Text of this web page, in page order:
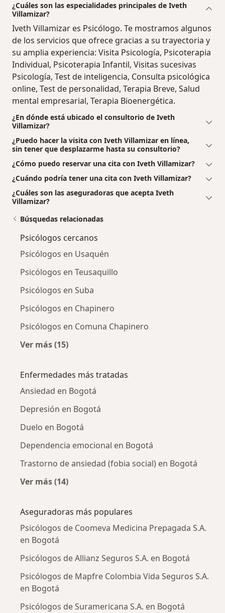
¿Cuáles son las especialidades principales de Iveth
Villamizar?
Iveth Villamizar es Psicólogo. Te mostramos algunos
de los servicios que ofrece gracias a su trayectoria y
su amplia experiencia: Visita Psicología, Psicoterapia
Individual, Psicoterapia Infantil, Visitas sucesivas
Psicología, Test de inteligencia, Consulta psicológica
online, Test de personalidad, Terapia Breve, Salud
mental empresarial, Terapia Bioenergética.
¿En dónde está ubicado el consultorio de Iveth
Villamizar?
¿Puedo hacer la visita con Iveth Villamizar en línea,
sin tener que desplazarme hasta su consultorio?
¿Cómo puedo reservar una cita con Iveth Villamizar?
¿Cuándo podría tener una cita con Iveth Villamizar?
¿Cuáles son las aseguradoras que acepta Iveth
Villamizar?
Búsquedas relacionadas
Psicólogos cercanos
Psicólogos en Usaquén
Psicólogos en Teusaquillo
Psicólogos en Suba
Psicólogos en Chapinero
Psicólogos en Comuna Chapinero
Ver más (15)
Enfermedades más tratadas
Ansiedad en Bogotá
Depresión en Bogotá
Duelo en Bogotá
Dependencia emocional en Bogotá
Trastorno de ansiedad (fobia social) en Bogotá
Ver más (14)
Aseguradoras más populares
Psicólogos de Coomeva Medicina Prepagada S.A.
en Bogotá
Psicólogos de Allianz Seguros S.A. en Bogotá
Psicólogos de Mapfre Colombia Vida Seguros S.A.
en Bogotá
Psicólogos de Suramericana S.A. en Bogotá